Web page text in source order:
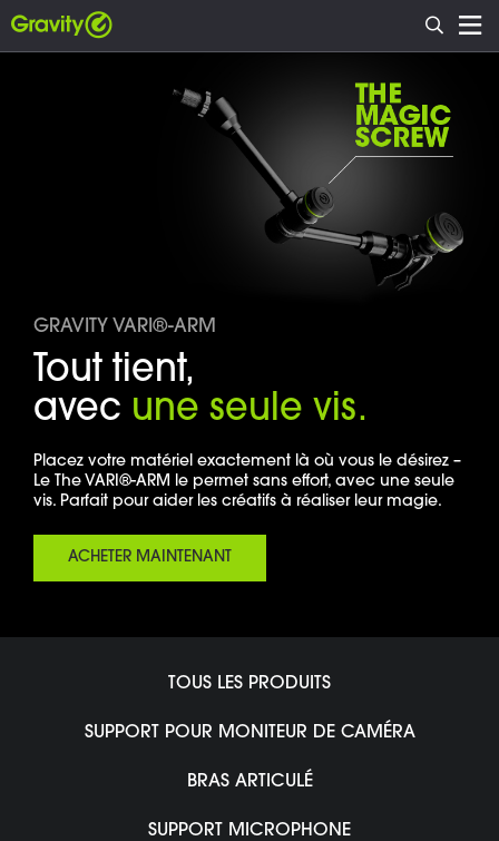
GRAVITY VARI®-ARM
Tout tient,
avec une seule vis.
Placez votre matériel exactement là où vous le désirez –
Le The VARI®-ARM le permet sans effort, avec une seule
vis. Parfait pour aider les créatifs à réaliser leur magie.
ACHETER MAINTENANT
TOUS LES PRODUITS
SUPPORT POUR MONITEUR DE CAMÉRA
BRAS ARTICULÉ
SUPPORT MICROPHONE